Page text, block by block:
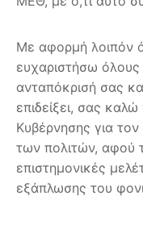
Με αφορμή λοιπόν
ευχαριστήσω όλους
ανταπόκρισή σας
επιδείξει, σας
Κυβέρνησης για
των πολιτών, αφού
επιστημονικές
εξάπλωσης του